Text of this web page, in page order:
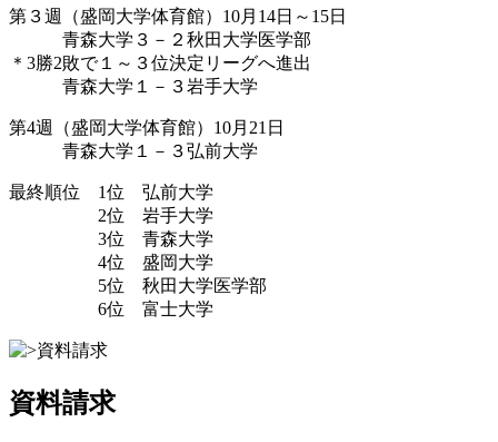
第３週（盛岡大学体育館）10月14日～15日
青森大学３－２秋田大学医学部
＊3勝2敗で１～３位決定リーグへ進出
青森大学１－３岩手大学
第4週（盛岡大学体育館）10月21日
青森大学１－３弘前大学
最終順位 1位 弘前大学
2位 岩手大学
3位 青森大学
4位 盛岡大学
5位 秋田大学医学部
6位 富士大学
資料請求